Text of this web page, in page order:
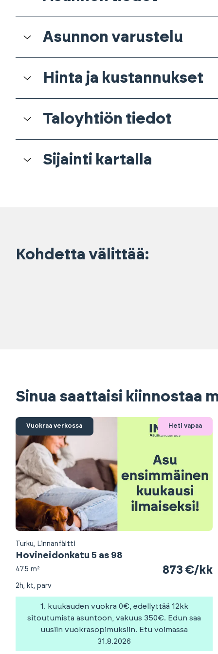
Asunnon varustelu
Hinta ja kustannukset
Taloyhtiön tiedot
Sijainti kartalla
Kohdetta välittää:
Sinua saattaisi kiinnostaa
Vuokraa verkossa Heti vapaa
Turku, Linnanfältti
Hovineidonkatu 5 as 98
47.5 m² 873 €/kk
2h, kt, parv
1. kuukauden vuokra 0€, edellyttää 12kk
sitoutumista asuntoon, vakuus 350€. Edun saa
uusiin vuokrasopimuksiin. Etu voimassa
31.8.2026